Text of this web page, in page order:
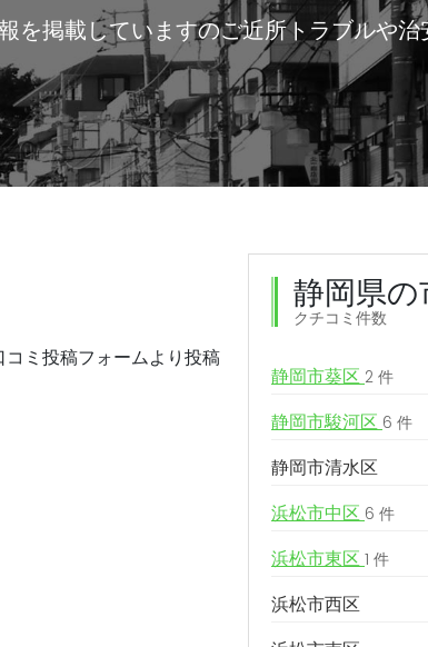
掲載していますのご近所トラブルや
ミ投稿フォームより投稿
静岡県
クチコミ件数
静岡市葵区 2 件
静岡市駿河区 6 件
静岡市清水区
浜松市中区 6 件
浜松市東区 1 件
浜松市西区